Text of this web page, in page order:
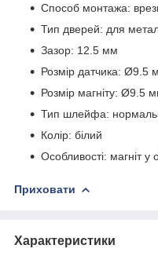
Способ монтажа:
Тип дверей: для
Зазор: 12.5 мм
Розмір датчика: Ø9.5
Розмір магніту: Ø9.5
Тип шлейфа:
Колір: білий
Особливості: магніт у
Приховати
Характеристики